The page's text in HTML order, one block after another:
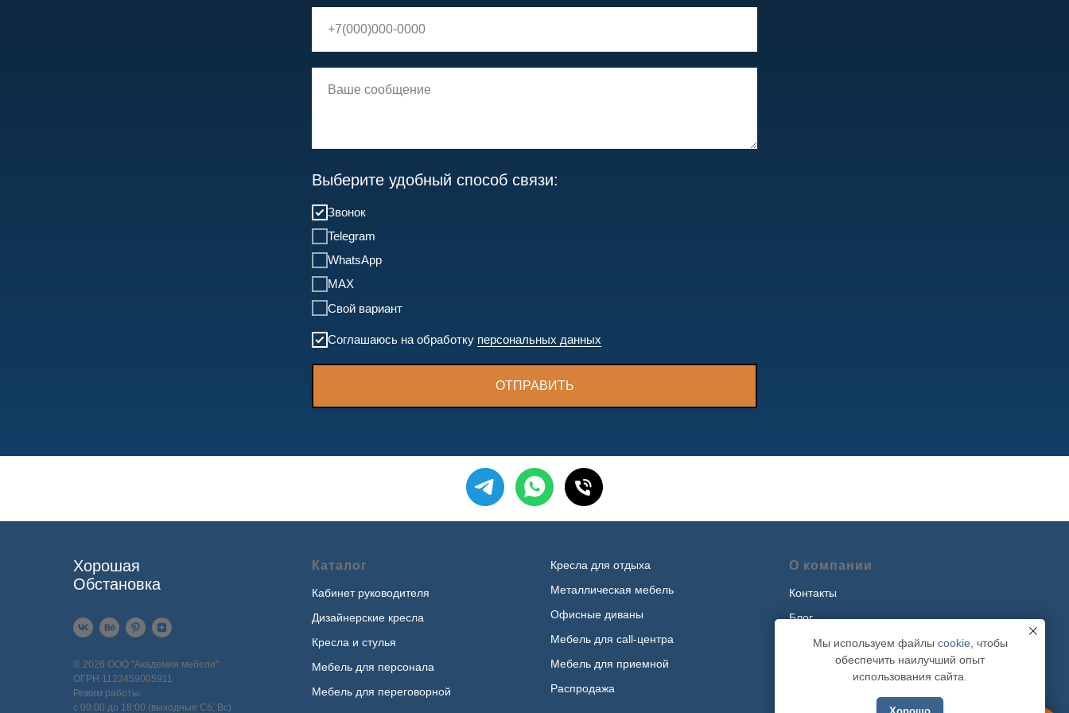
Выберите удобный способ связи:
Звонок
Telegram
WhatsApp
MAX
Свой вариант
Соглашаюсь на обработку персональных данных
ОТПРАВИТЬ
Мы используем файлы cookie, чтобы
обеспечить наилучший опыт
использования сайта.
Хорошая
Обстановка
© 2026 ООО "Академия мебели"
ОГРН 1123459005911
Режим работы:
с 09:00 до 18:00 (выходные Сб, Вс)
Каталог
Кабинет руководителя
Дизайнерские кресла
Кресла и стулья
Мебель для персонала
Мебель для переговорной
Кресла для отдыха
Металлическая мебель
Офисные диваны
Мебель для call-центра
Мебель для приемной
Распродажа
О компании
Контакты
Блог
Наши проекты
Политика обработки персональных